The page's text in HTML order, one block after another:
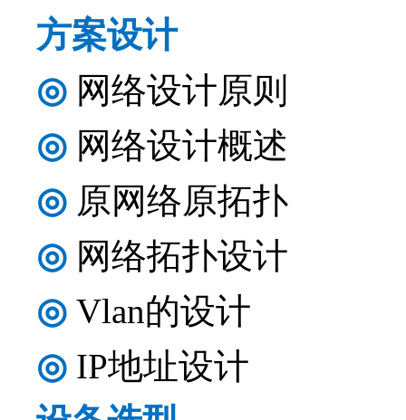
方案设计
◎ 网络设计原则
◎ 网络设计概述
◎ 原网络原拓扑
◎ 网络拓扑设计
◎ Vlan的设计
◎ IP地址设计